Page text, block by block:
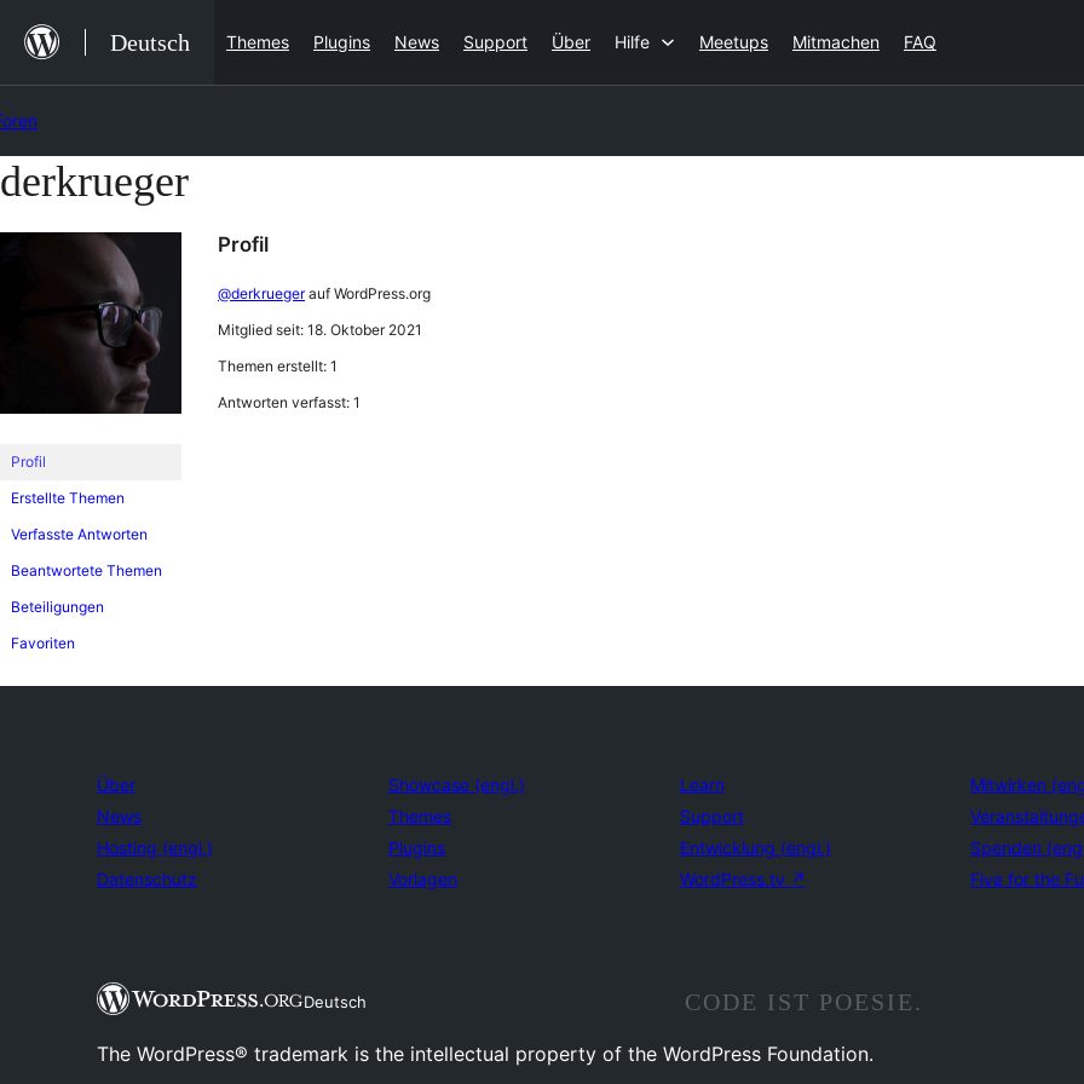
Inhalt
springen
Deutsch Themes Plugins News Support Über Hilfe Meetups Mitmachen FAQ
Zum
derkrueger
Profil
Erstellte Themen
Verfasste Antworten
Beantwortete Themen
Beteiligungen
Favoriten
Profil
@derkruegerauf WordPress.org
Mitglied seit: 18. Oktober 2021
Themen erstellt: 1
Antworten verfasst: 1
Über
News
Hosting (engl.)
Datenschutz
Showcase (engl.)
Themes
Plugins
Vorlagen
Learn
Support
Entwicklung (engl.)
WordPress.tv ↗
Mitwirken
Spenden
Five for the
Deutsch CODE IST POESIE.
The WordPress® trademark is the intellectual property of the WordPress Foundation.